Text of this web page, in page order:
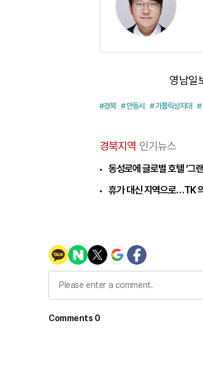
영남일
#경북 # 안동시 # 가톨릭상지대 #
경북지역 인기뉴스
동성로에 글로벌 호텔 ‘그
휴가 대신 지역으로…TK